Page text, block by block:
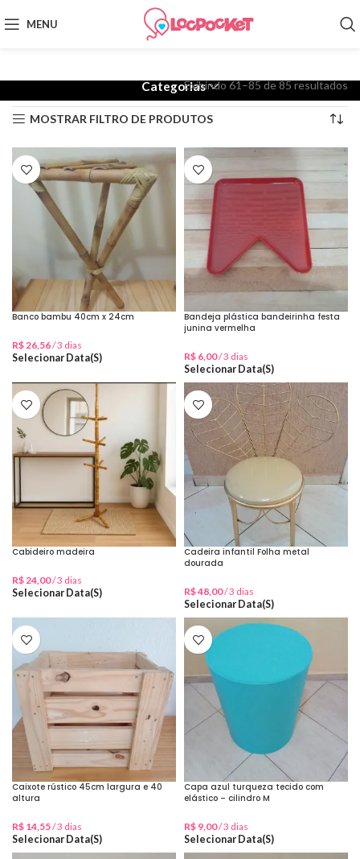
MENU
CategoriasExibindo 61–85 de 85 resultados
MOSTRAR FILTRO DE PRODUTOS
Banco bambu 40cm x 24cm
R$26,56/ 3 dias
Selecionar Data(s)
Bandeja plástica bandeirinha festa
junina vermelha
R$ 6,00/ 3 dias
Selecionar Data(s)
Cabideiro madeira
R$24,00/ 3 dias
Selecionar Data(s)
Cadeira infantil Folha metal
dourada
R$48,00/ 3 dias
Selecionar Data(s)
Caixote rústico 45cm largura e 40
altura
R$ 14,55/ 3 dias
Selecionar Data(s)
Capa azul turqueza tecido com
elástico – cilindro M
R$ 9,00/ 3 dias
Selecionar Data(s)